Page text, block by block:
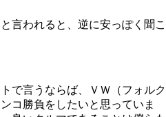
言われると、逆に安っぽく聞こ
で言うならば、ＶＷ（フォルク
コ勝負をしたいと思っていま